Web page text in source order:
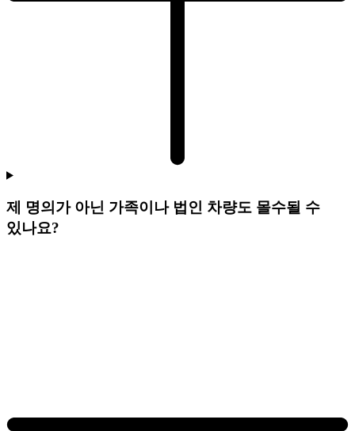
제 명의가 아닌 가족이나 법인 차량도 몰수될 수
있나요?